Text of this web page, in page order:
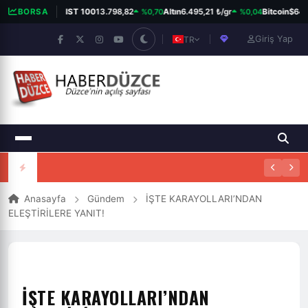
BORSA BIST 10013.798,82 %0,70Altın6.495,21 ₺/gr %0,04Bitcoin
TR Giriş Yap
Anasayfa Gündem
İŞTE KARAYOLLARI’NDAN
ELEŞTİRİLERE YANIT!
İŞTE KARAYOLLARI’NDAN